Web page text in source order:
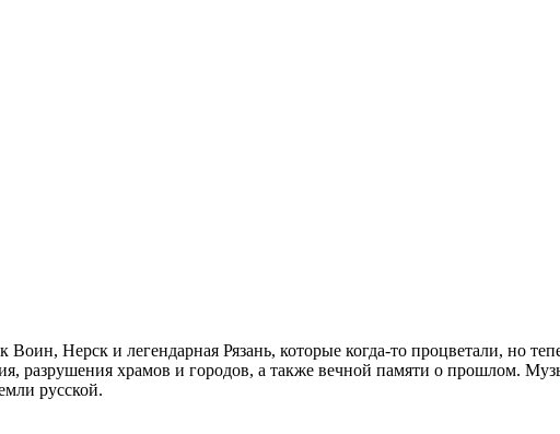
Воин, Нерск и легендарная Рязань, которые когда-то процветали, но
разрушения храмов и городов, а также вечной памяти о прошлом.
русской.